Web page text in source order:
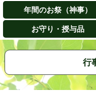
年間のお祭（神事）
お守り・授与品
行